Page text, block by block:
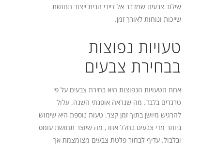
שילוב צבעים שמדבר אל דיירי הבית ייצור תחושת
שייכות ונוחות לאורך זמן.
טעויות נפוצות
בבחירת צבעים
אחת הטעויות הנפוצות היא בחירת צבעים על פי
טרנדים בלבד. מה שנראה אופנתי השנה, עלול
להרגיש מיושן בתוך זמן קצר. טעות נוספת היא שימוש
ביותר מדי צבעים בחלל אחד, מה שיוצר תחושת עומס
ובלבול. עדיף לבחור פלטת צבעים מצומצמת אך